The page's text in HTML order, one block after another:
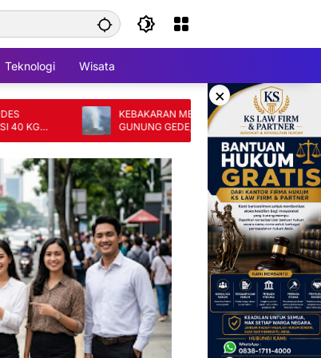
Teknologi Wisata
×
KEBAKARAN MELANDA KAWAH WADON
GUNUNG GEDE, 80 RELAWAN KERAHKAN
PEMADAMAN